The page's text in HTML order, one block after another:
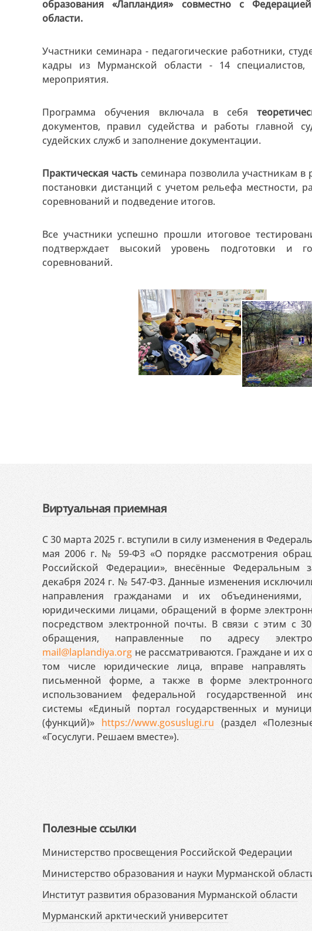
образования «Лапландия» совместно с
области.
Участники семинара - педагогические работники,
кадры из Мурманской области - 14 специалистов,
мероприятия.
Программа обучения включала в себя
документов, правил судейства и работы главной
судейских служб и заполнение документации.
Практическая часть семинара позволила участникам в
постановки дистанций с учетом рельефа местности,
соревнований и подведение итогов.
Все участники успешно прошли итоговое
подтверждает высокий уровень подготовки и
соревнований.
Виртуальная приемная
С 30 марта 2025 г. вступили в силу изменения в
мая 2006 г. № 59-ФЗ «О порядке рассмотрения
Российской Федерации», внесённые Федеральным
декабря 2024 г. № 547-ФЗ. Данные изменения
направления гражданами и их
юридическими лицами, обращений в форме
посредством электронной почты. В связи с этим с
обращения, направленные по адресу
mail@laplandiya.org не рассматриваются. Граждане и их
том числе юридические лица, вправе
письменной форме, а также в форме
использованием федеральной государственной
системы «Единый портал государственных и
(функций)» https://www.gosuslugi.ru (раздел
«Госуслуги. Решаем вместе»).
Полезные ссылки
Министерство просвещения Российской Федерации
Министерство образования и науки Мурманской
Институт развития образования Мурманской области
Мурманский арктический университет